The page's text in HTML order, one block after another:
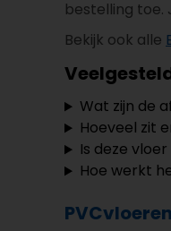
bestelling
Bekijk ook alle
Wat zijn de
Hoeveel zit
Is deze
Hoe werkt